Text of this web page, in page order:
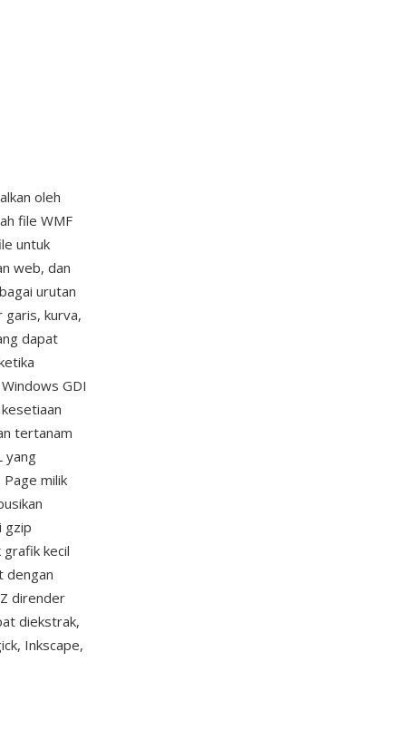
oleh
file WMF
untuk
web, dan
urutan
kurva,
dapat
GDI
tertanam
yang
milik
gzip
kecil
dengan
dirender
diekstrak,
Inkscape,